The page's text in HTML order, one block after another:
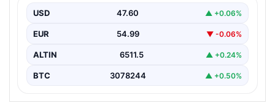
USD 47.60 ▲ +0.06%
EUR 54.99 ▼ -0.06%
ALTIN 6511.5 ▲ +0.24%
BTC 3078244 ▲ +0.50%